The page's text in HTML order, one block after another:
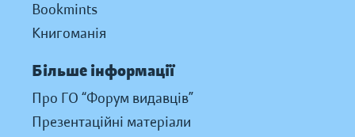
Bookmints
Книгоманія
Більше інформації
Про ГО “Форум видавців”
Презентаційні матеріали